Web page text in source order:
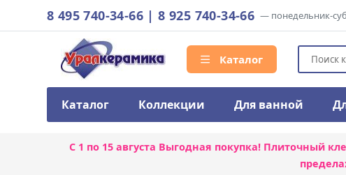
8 495 740-34-66 |8 925 740-34-66 — понедельник-
Каталог
Каталог Коллекции Для ванной
С 1 по 15 августа Выгодная покупка! Плиточный